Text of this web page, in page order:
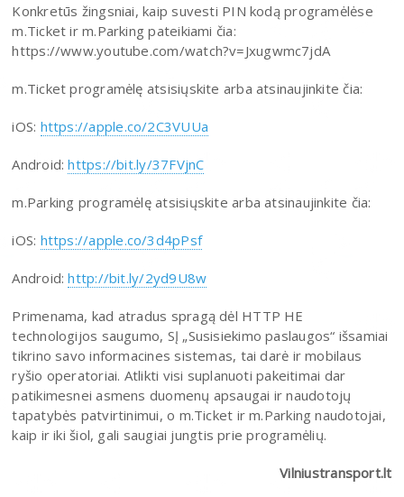
Konkretūs žingsniai, kaip suvesti PIN kodą programėlėse
m.Ticket ir m.Parking pateikiami čia:
https://www.youtube.com/watch?v=Jxugwmc7jdA
m.Ticket programėlę atsisiųskite arba atsinaujinkite čia:
iOS: https://apple.co/2C3VUUa
Android:https://bit.ly/37FVjnC
m.Parking programėlę atsisiųskite arba atsinaujinkite čia:
iOS: https://apple.co/3d4pPsf
Android:http://bit.ly/2yd9U8w
Primenama, kad atradus spragą dėl HTTP HE
technologijos saugumo, SĮ „Susisiekimo paslaugos“ išsamiai
tikrino savo informacines sistemas, tai darė ir mobilaus
ryšio operatoriai. Atlikti visi suplanuoti pakeitimai dar
patikimesnei asmens duomenų apsaugai ir naudotojų
tapatybės patvirtinimui, o m.Ticket ir m.Parking naudotojai,
kaip ir iki šiol, gali saugiai jungtis prie programėlių.
Vilniustransport.lt